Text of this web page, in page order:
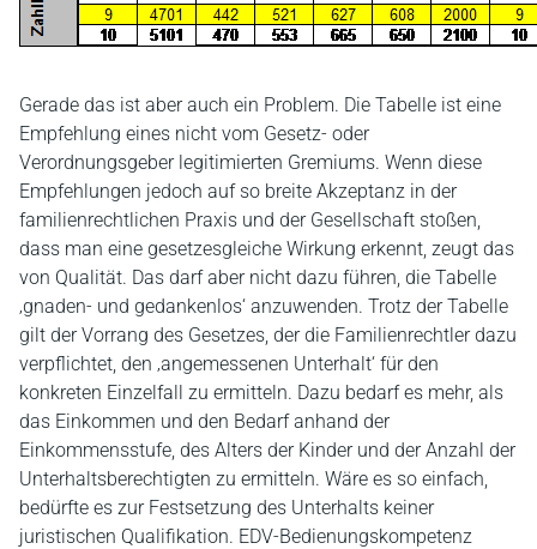
Gerade das ist aber auch ein Problem. Die Tabelle ist eine
Empfehlung eines nicht vom Gesetz- oder
Verordnungsgeber legitimierten Gremiums. Wenn diese
Empfehlungen jedoch auf so breite Akzeptanz in der
familienrechtlichen Praxis und der Gesellschaft stoßen,
dass man eine gesetzesgleiche Wirkung erkennt, zeugt das
von Qualität. Das darf aber nicht dazu führen, die Tabelle
‚gnaden- und gedankenlos‘ anzuwenden. Trotz der Tabelle
gilt der Vorrang des Gesetzes, der die Familienrechtler dazu
verpflichtet, den ‚angemessenen Unterhalt‘ für den
konkreten Einzelfall zu ermitteln. Dazu bedarf es mehr, als
das Einkommen und den Bedarf anhand der
Einkommensstufe, des Alters der Kinder und der Anzahl der
Unterhaltsberechtigten zu ermitteln. Wäre es so einfach,
bedürfte es zur Festsetzung des Unterhalts keiner
juristischen Qualifikation. EDV-Bedienungskompetenz